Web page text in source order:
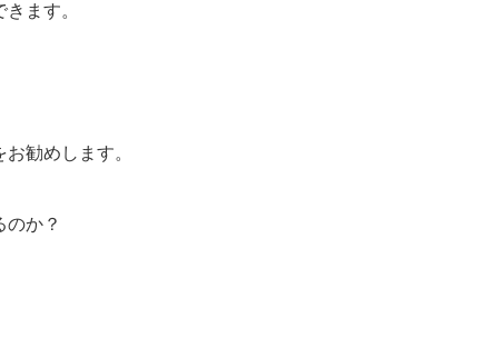
ます。
勧めします。
か？